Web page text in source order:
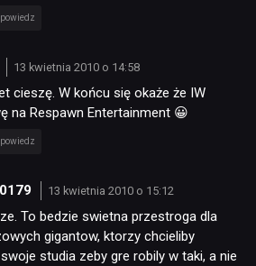
13 kwietnia 2010 o 14:58
cieszę. W końcu się okaże że IW
na Respawn Entertainment 😀
13 kwietnia 2010 o 15:12
To bedzie swietna przestroga dla
gigantow, ktorzy chcieliby
studia zeby gre robily w taki, a nie